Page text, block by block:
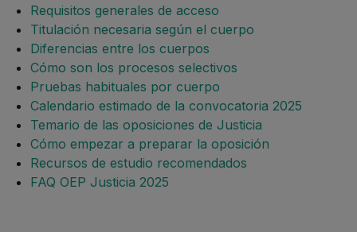
Requisitos generales de acceso
Titulación necesaria según el cuerpo
Diferencias entre los cuerpos
Cómo son los procesos selectivos
Pruebas habituales por cuerpo
Calendario estimado de la convocatoria 2025
Temario de las oposiciones de Justicia
Cómo empezar a preparar la oposición
Recursos de estudio recomendados
FAQ OEP Justicia 2025